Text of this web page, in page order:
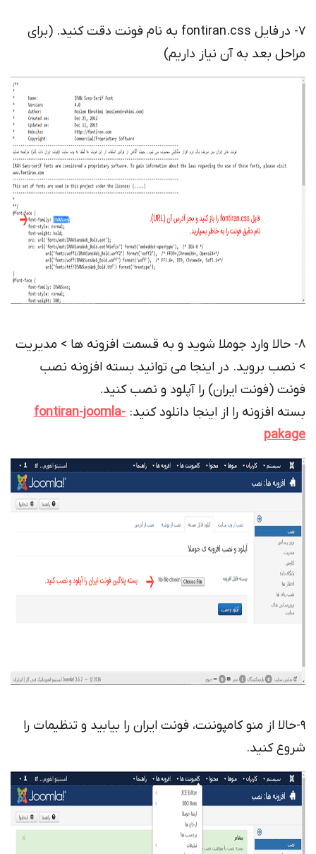
7- در فایل fontiran.css به نام فونت دقت کنید. (برای
مراحل بعد به آن نیاز داریم)
8- حالا وارد جوملا شوید و به قسمت افزونه ها > مدیریت
> نصب بروید. در اینجا می توانید بسته افزونه نصب
فونت (فونت ایران) را آپلود و نصب کنید.
بسته افزونه را از اینجا دانلود کنید: fontiran-joomla-
pakage
9-حالا از منو کامپوننت، فونت ایران را بیابید و تنظیمات را
شروع کنید.